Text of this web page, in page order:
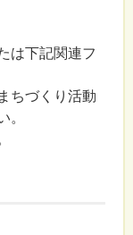
は下記関連フ
ちづくり活動
。